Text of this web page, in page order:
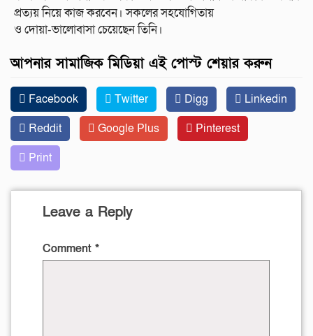
প্রত্যয় নিয়ে কাজ করবেন। সকলের সহযোগিতায়
ও দোয়া-ভালোবাসা চেয়েছেন তিনি।
আপনার সামাজিক মিডিয়া এই পোস্ট শেয়ার করুন
Facebook Twitter Digg
Linkedin
Reddit
Google Plus
Pinterest
Print
Leave a Reply
Comment *